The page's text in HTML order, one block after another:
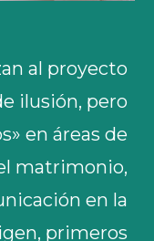
al proyecto
ilusión, pero
en áreas de
matrimonio,
en la
primeros